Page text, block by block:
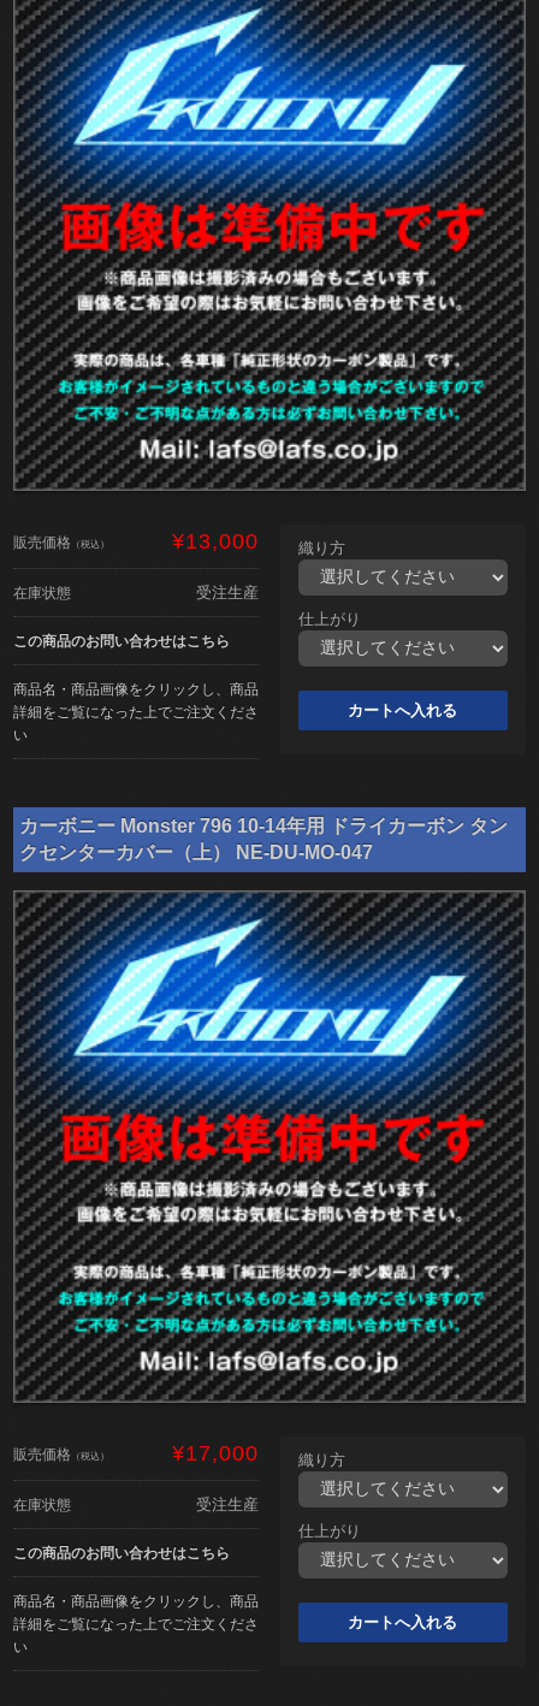
販売価格 （税込） ¥13,000
在庫状態 受注生産
この商品のお問い合わせはこちら
商品名・商品画像をクリックし、商品
詳細をご覧になった上でご注文くださ
い
織り方
仕上がり
カーボニー Monster 796 10-14年用 ドライカーボン タン
クセンターカバー（上） NE-DU-MO-047
販売価格 （税込） ¥17,000
在庫状態 受注生産
この商品のお問い合わせはこちら
商品名・商品画像をクリックし、商品
詳細をご覧になった上でご注文くださ
い
織り方
仕上がり